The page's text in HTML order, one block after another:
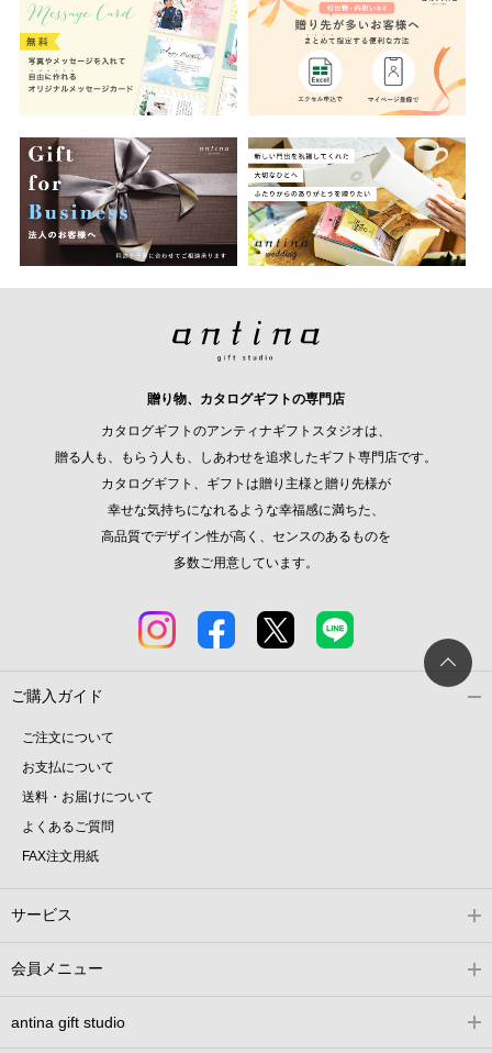
贈り物、カタログギフトの専門店
カタログギフトのアンティナギフトスタジオは、
贈る人も、もらう人も、しあわせを追求したギフト専門店です。
カタログギフト、ギフトは贈り主様と贈り先様が
幸せな気持ちになれるような幸福感に満ちた、
高品質でデザイン性が高く、センスのあるものを
多数ご用意しています。
ご購入ガイド
ご注文について
お支払について
送料・お届けについて
よくあるご質問
FAX注文用紙
サービス
会員メニュー
antina gift studio